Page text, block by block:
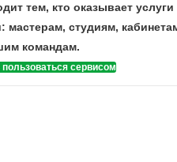
тем, кто оказывает услуги
мастерам, студиям,
командам.
пользоваться сервисом